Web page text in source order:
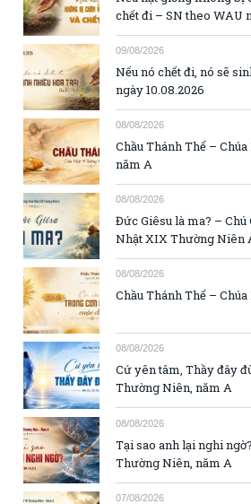
chết đi – SN theo WAU
09/08/2026
Nếu nó chết đi, nó sẽ
ngày 10.08.2026
08/08/2026
Chầu Thánh Thể –
năm A
08/08/2026
Đức Giêsu là ma? –
Nhật XIX Thường Niên
08/08/2026
Chầu Thánh Thể –
08/08/2026
Cứ yên tâm, Thầy đây
Thường Niên, năm A
08/08/2026
Tại sao anh lại nghi
Thường Niên, năm A
07/08/2026